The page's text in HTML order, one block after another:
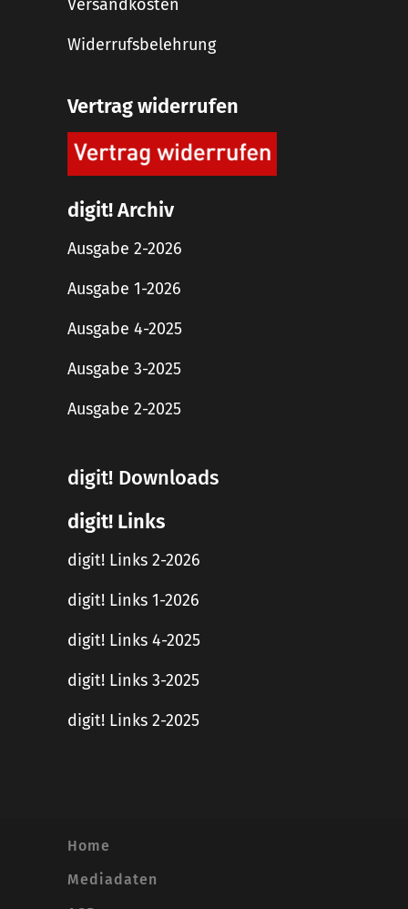
Versandkosten
Widerrufsbelehrung
Vertrag widerrufen
digit! Archiv
Ausgabe 2-2026
Ausgabe 1-2026
Ausgabe 4-2025
Ausgabe 3-2025
Ausgabe 2-2025
digit! Downloads
digit! Links
digit! Links 2-2026
digit! Links 1-2026
digit! Links 4-2025
digit! Links 3-2025
digit! Links 2-2025
Home
Mediadaten